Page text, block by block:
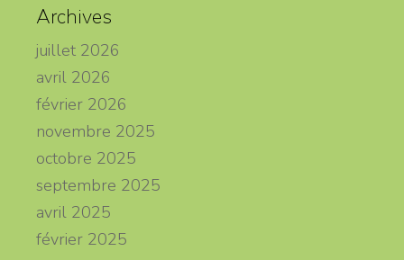
Archives
juillet 2026
avril 2026
février 2026
novembre 2025
octobre 2025
septembre 2025
avril 2025
février 2025